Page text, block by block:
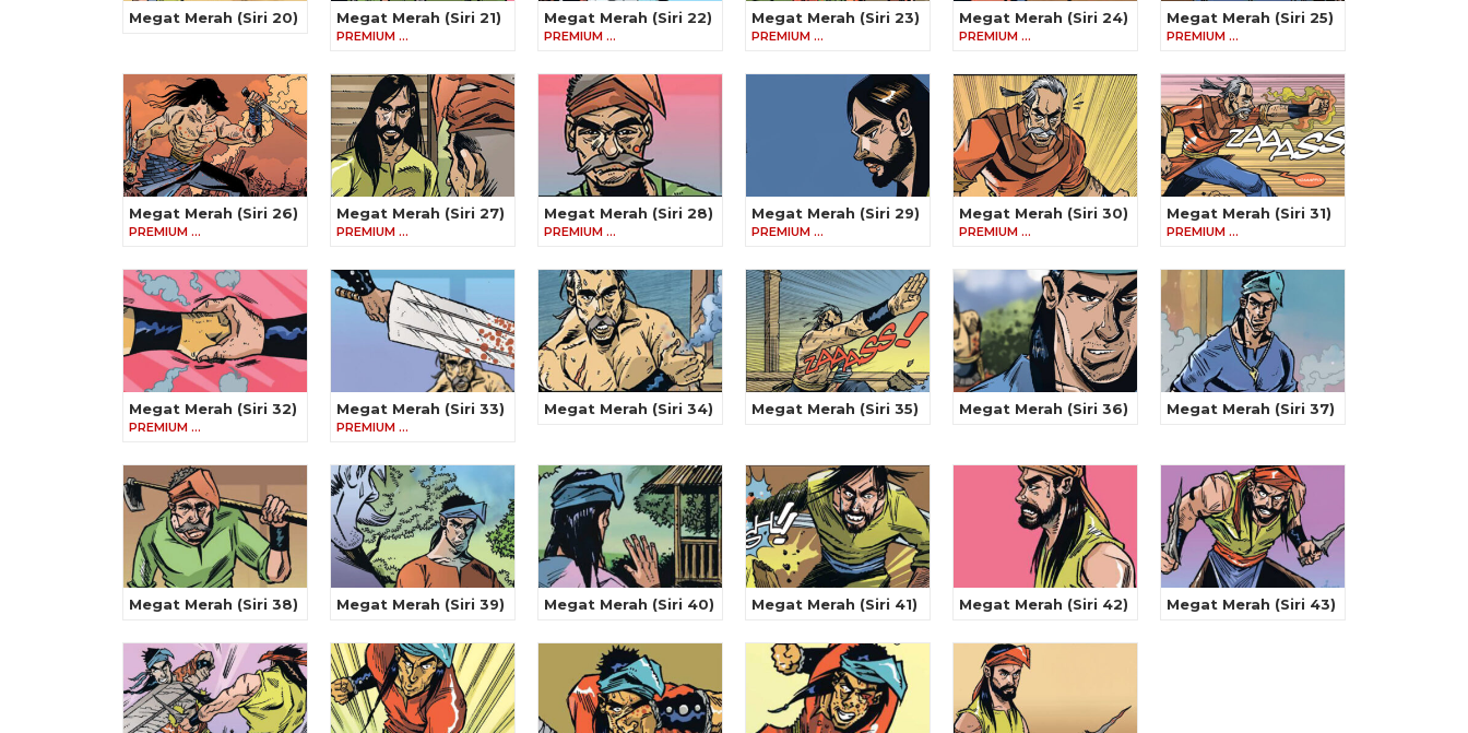
Megat Merah (Siri 20) Megat Merah (Siri 21)
PREMIUM …
Megat Merah (Siri 22)
PREMIUM …
Megat Merah (Siri 23)
PREMIUM …
Megat Merah (Siri 24)
PREMIUM …
Megat Merah (Siri 25)
PREMIUM …
Megat Merah (Siri 26)
PREMIUM …
Megat Merah (Siri 27)
PREMIUM …
Megat Merah (Siri 28)
PREMIUM …
Megat Merah (Siri 29)
PREMIUM …
Megat Merah (Siri 30)
PREMIUM …
Megat Merah (Siri 31)
PREMIUM …
Megat Merah (Siri 32)
PREMIUM …
Megat Merah (Siri 33)
PREMIUM …
Megat Merah (Siri 34) Megat Merah (Siri 35) Megat Merah (Siri 36) Megat Merah (Siri 37)
Megat Merah (Siri 38) Megat Merah (Siri 39) Megat Merah (Siri 40) Megat Merah (Siri 41) Megat Merah (Siri 42) Megat Merah (Siri 43)